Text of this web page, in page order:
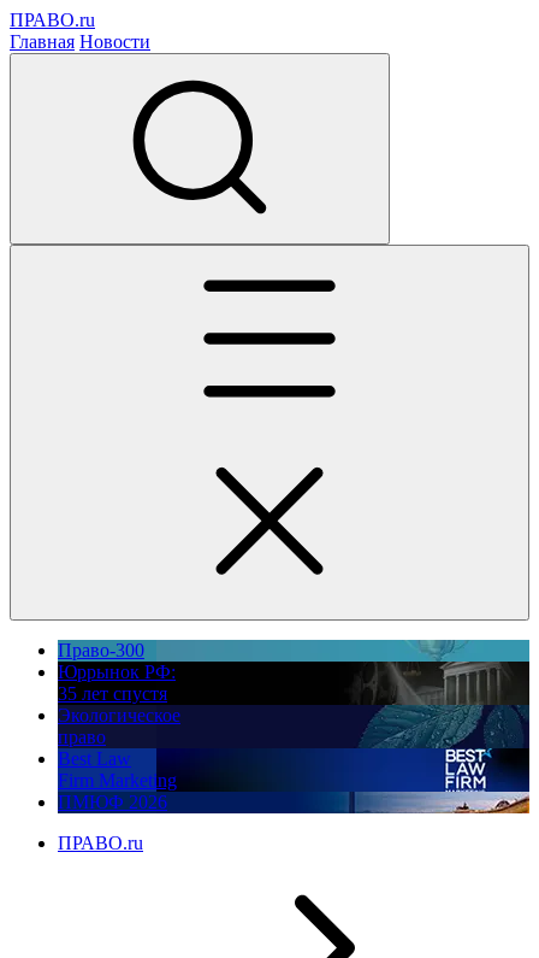
ПРАВО.ru
Главная Новости
Право-300
Юррынок РФ:
35 лет спустя
Экологическое
право
Best Law
Firm Marketing
ПМЮФ 2026
ПРАВО.ru